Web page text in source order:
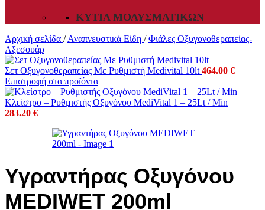
ΚΥΤΊΑ ΜΟΛΥΣΜΑΤΙΚΏΝ
Αρχική σελίδα / Αναπνευστικά Είδη / Φιάλες Οξυγονοθεραπείας-
Αξεσουάρ
Σετ Οξυγονοθεραπείας Με Ρυθμιστή Medivital 10lt 464.00 €
Επιστροφή στα προϊόντα
Κλείστρο – Ρυθμιστής Οξυγόνου MediVital 1 – 25Lt / Min
283.20 €
Υγραντήρας Οξυγόνου
MEDIWET 200ml